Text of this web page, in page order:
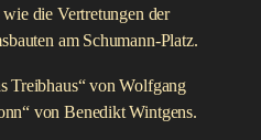
die Vertretungen der
am Schumann-Platz.
Treibhaus“ von Wolfgang
von Benedikt Wintgens.